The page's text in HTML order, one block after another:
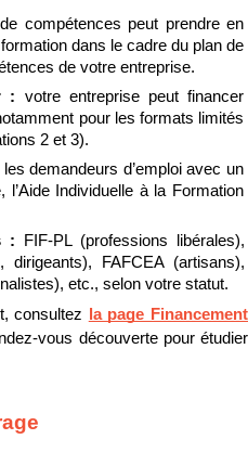
compétences peut prendre en
dans le cadre du plan de
de votre entreprise.
: votre entreprise peut financer
pour les formats limités
2 et 3).
les demandeurs d’emploi avec un
l’Aide Individuelle à la Formation
:
FIF-PL (professions libérales),
dirigeants), FAFCEA (artisans),
etc., selon votre statut.
consultez
la page Financement
vous découverte pour étudier